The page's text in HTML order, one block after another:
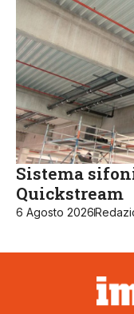
Sistema
Quickstream
6 Agosto 2026